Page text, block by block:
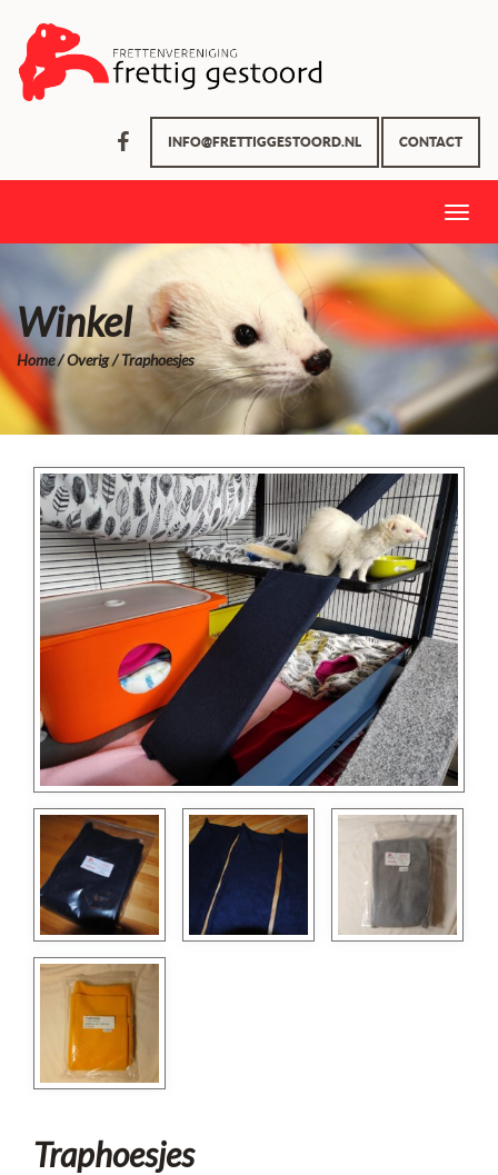
INFO@FRETTIGGESTOORD.NL CONTACT
Toggle
Winkel
Home/Overig/ Traphoesjes
Traphoesjes